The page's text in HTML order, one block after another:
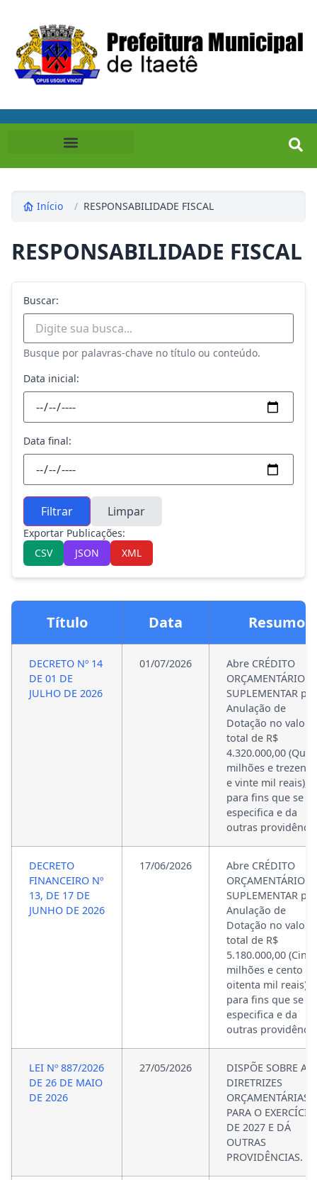
Início / RESPONSABILIDADE FISCAL
RESPONSABILIDADE FISCAL
Buscar:
Busque por palavras-chave no título ou conteúdo.
Data inicial:
Data final:
Filtrar Limpar
Exportar Publicações:
CSV
JSON XML
Título Data Resumo
DECRETO Nº 14
DE 01 DE
JULHO DE 2026
01/07/2026
Abre CRÉDITO
ORÇAMENTÁRIO E
SUPLEMENTAR por
Anulação de
Dotação no valor
total de R$
4.320.000,00
milhões e
e vinte mil reais),
para fins que se
especifica e da
outras
DECRETO
FINANCEIRO Nº
13, DE 17 DE
JUNHO DE 2026
17/06/2026
Abre CRÉDITO
ORÇAMENTÁRIO E
SUPLEMENTAR por
Anulação de
Dotação no valor
total de R$
5.180.000,00
milhões e cento e
oitenta mil reais),
para fins que se
especifica e da
outras
LEI Nº 887/2026
DE 26 DE MAIO
DE 2026
27/05/2026
DISPÕE SOBRE AS
DIRETRIZES
ORÇAMENTÁRIAS
PARA O EXERCÍCIO
DE 2027 E DÁ
OUTRAS
PROVIDÊNCIAS.